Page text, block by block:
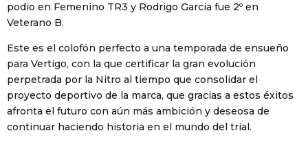
podio en Femenino TR3 y Rodrigo Garcia fue 2º en
Veterano B.
Este es el colofón perfecto a una temporada de ensueño
para Vertigo, con la que certificar la gran evolución
perpetrada por la Nitro al tiempo que consolidar el
proyecto deportivo de la marca, que gracias a estos éxitos
afronta el futuro con aún más ambición y deseosa de
continuar haciendo historia en el mundo del trial.